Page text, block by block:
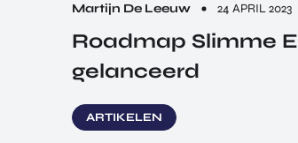
Martijn De Leeuw 24 APRIL 2023
Roadmap Slimme
gelanceerd
ARTIKELEN